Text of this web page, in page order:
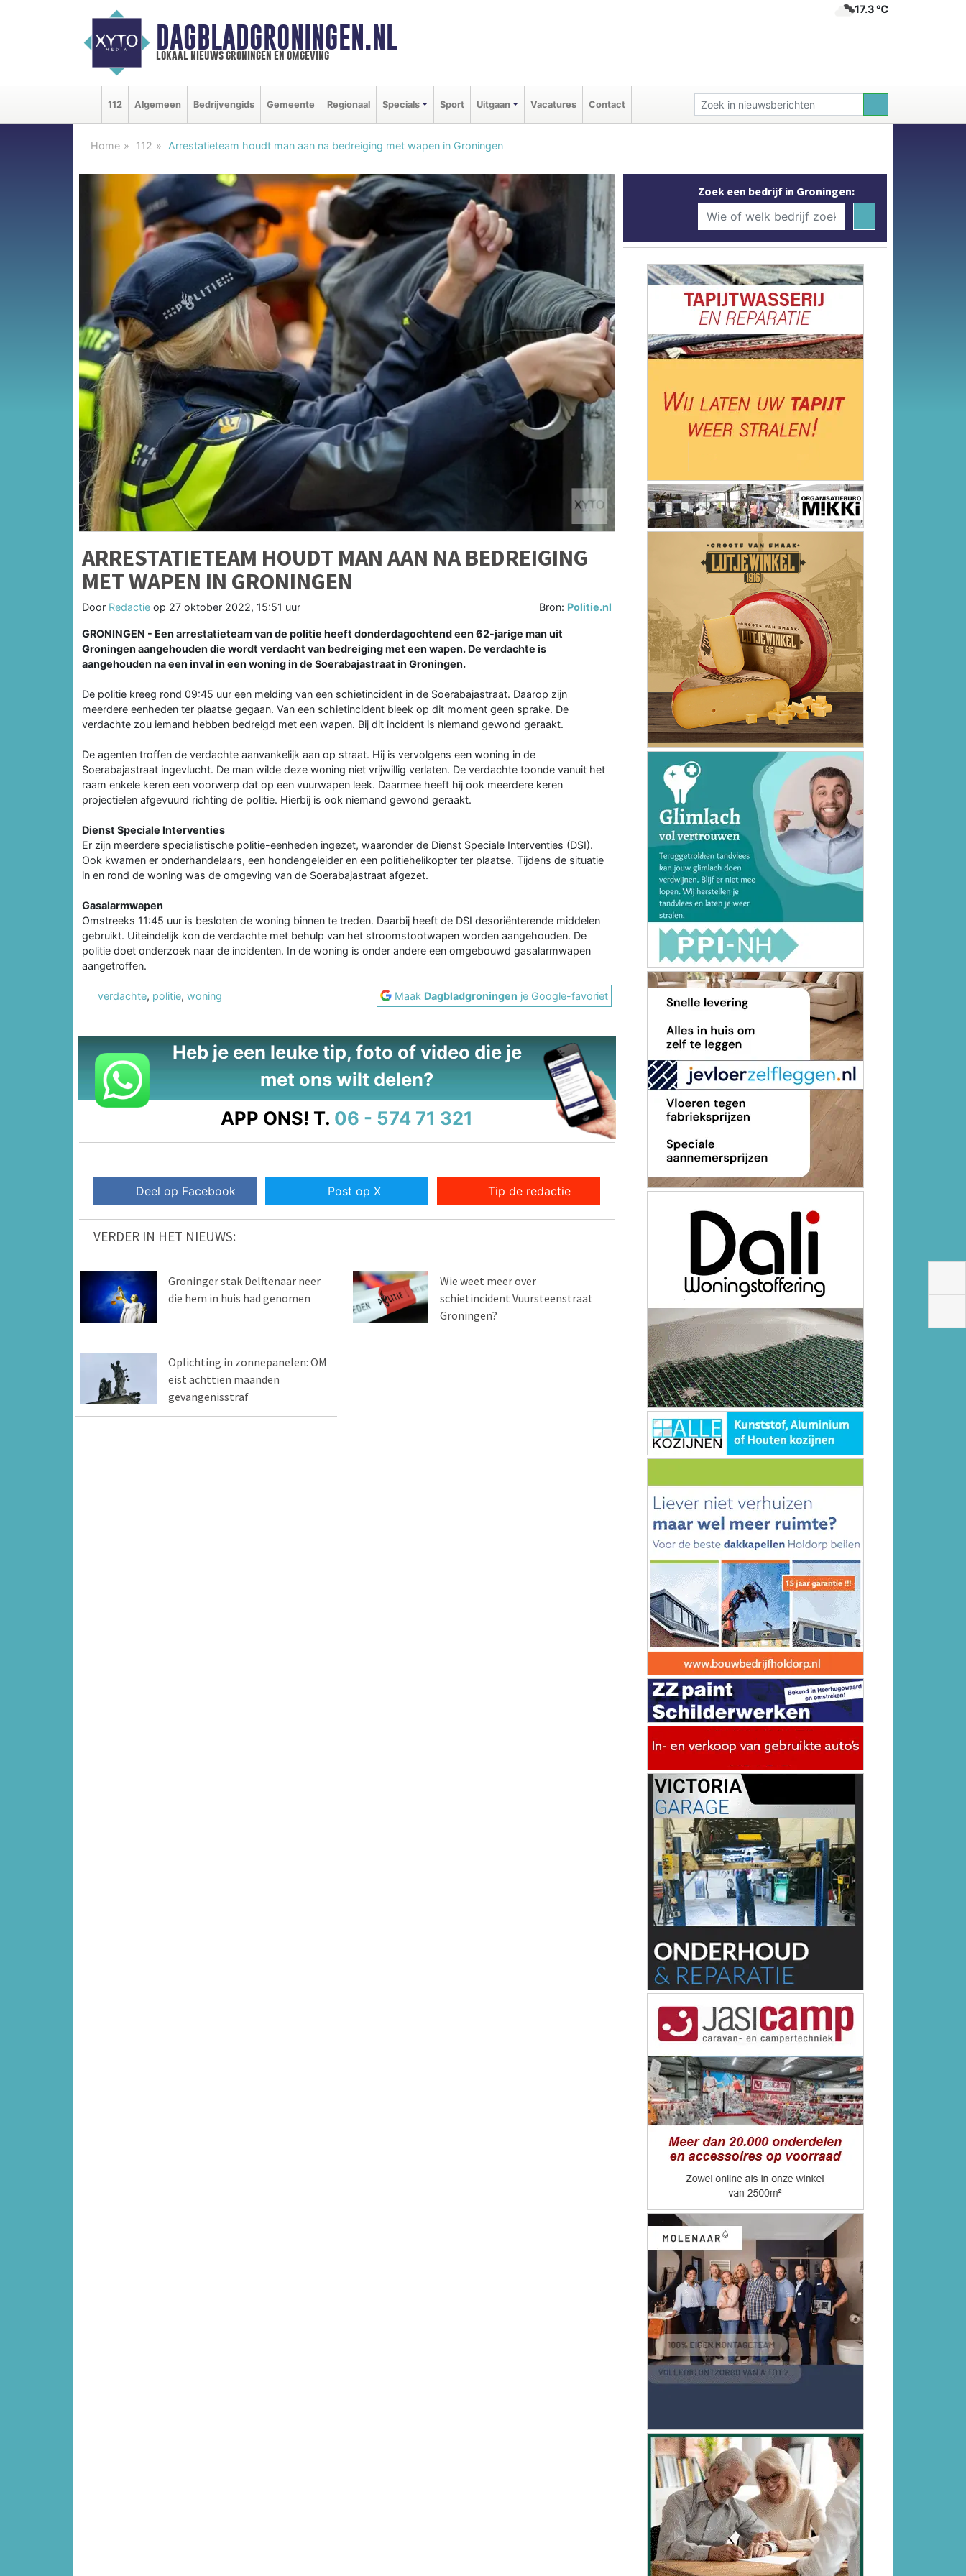
DAGBLADGRONINGEN.NL
lokaal nieuws groningen en omgeving
17.3 ℃
112 Algemeen Bedrijvengids Gemeente Regionaal Specials Sport Uitgaan Vacatures Contact
Home 112 Arrestatieteam houdt man aan na bedreiging met wapen in Groningen
ARRESTATIETEAM HOUDT MAN AAN NA BEDREIGING
MET WAPEN IN GRONINGEN
Door Redactie op 27 oktober 2022, 15:51 uur Bron: Politie.nl
GRONINGEN - Een arrestatieteam van de politie heeft donderdagochtend een 62-jarige man uit
Groningen aangehouden die wordt verdacht van bedreiging met een wapen. De verdachte is
aangehouden na een inval in een woning in de Soerabajastraat in Groningen.
De politie kreeg rond 09:45 uur een melding van een schietincident in de Soerabajastraat. Daarop zijn
meerdere eenheden ter plaatse gegaan. Van een schietincident bleek op dit moment geen sprake. De
verdachte zou iemand hebben bedreigd met een wapen. Bij dit incident is niemand gewond geraakt.
De agenten troffen de verdachte aanvankelijk aan op straat. Hij is vervolgens een woning in de
Soerabajastraat ingevlucht. De man wilde deze woning niet vrijwillig verlaten. De verdachte toonde vanuit het
raam enkele keren een voorwerp dat op een vuurwapen leek. Daarmee heeft hij ook meerdere keren
projectielen afgevuurd richting de politie. Hierbij is ook niemand gewond geraakt.
Dienst Speciale Interventies
Er zijn meerdere specialistische politie-eenheden ingezet, waaronder de Dienst Speciale Interventies (DSI).
Ook kwamen er onderhandelaars, een hondengeleider en een politiehelikopter ter plaatse. Tijdens de situatie
in en rond de woning was de omgeving van de Soerabajastraat afgezet.
Gasalarmwapen
Omstreeks 11:45 uur is besloten de woning binnen te treden. Daarbij heeft de DSI desoriënterende middelen
gebruikt. Uiteindelijk kon de verdachte met behulp van het stroomstootwapen worden aangehouden. De
politie doet onderzoek naar de incidenten. In de woning is onder andere een omgebouwd gasalarmwapen
aangetroffen.
verdachte, politie, woning Maak Dagbladgroningen je Google-favoriet
Heb je een leuke tip, foto of video die je
met ons wilt delen?
APP ONS! T. 06 - 574 71 321
Deel op Facebook Post op X Tip de redactie
VERDER IN HET NIEUWS:
Groninger stak Delftenaar neer
die hem in huis had genomen
Wie weet meer over
schietincident Vuursteenstraat
Groningen?
Oplichting in zonnepanelen: OM
eist achttien maanden
gevangenisstraf
Zoek een bedrijf in Groningen: